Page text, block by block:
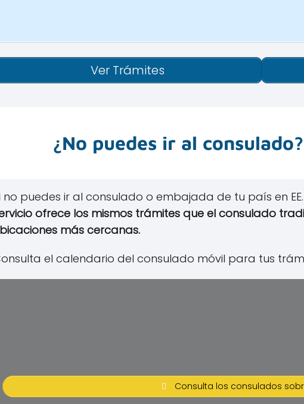
Ver Trámites
¿No puedes ir al
no puedes ir al consulado o embajada de tu país en
ofrece los mismos trámites que el consulado
más cercanas.
el calendario del consulado móvil para tus
Consulta los consulados